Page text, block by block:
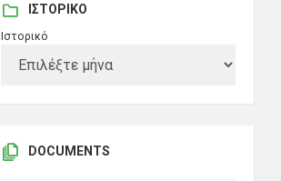
ΙΣΤΟΡΙΚΌ
Ιστορικό
DOCUMENTS